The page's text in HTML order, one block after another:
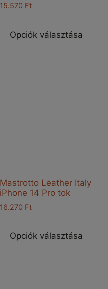
15.570 Ft
Opciók választása
Mastrotto Leather Italy
iPhone 14 Pro tok
16.270 Ft
Opciók választása